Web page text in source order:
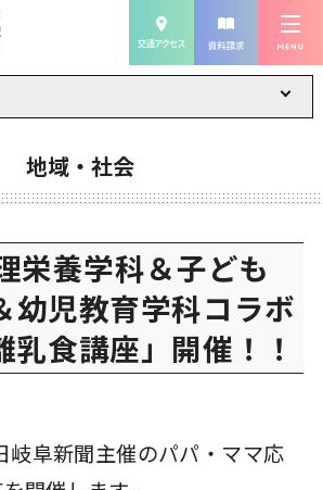
地域・社会
栄養学科＆子ども
幼児教育学科コラボ
乳食講座」開催！！
岐阜新聞主催のパパ・ママ応